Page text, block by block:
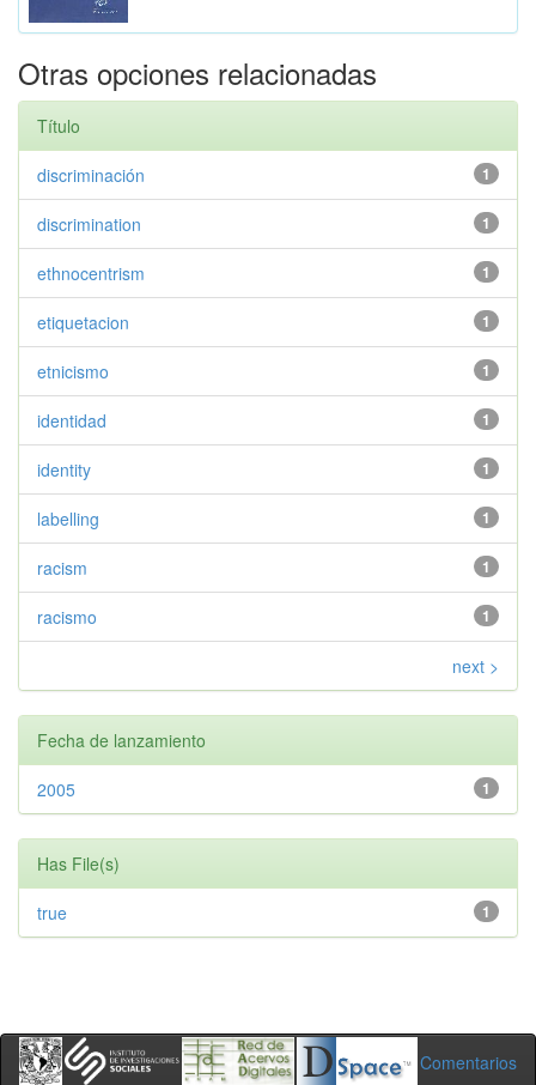
Otras opciones relacionadas
Título
1
discriminación
1
discrimination
1
ethnocentrism
1
etiquetacion
1
etnicismo
1
identidad
1
identity
1
labelling
1
racism
1
racismo
next >
Fecha de lanzamiento
1
2005
Has File(s)
1
true
Comentarios